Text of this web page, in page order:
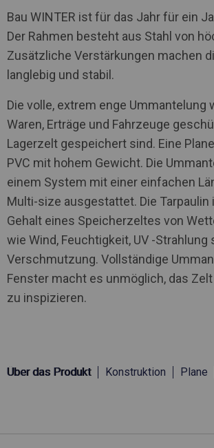
Bau WINTER ist für das Jahr für ein
Der Rahmen besteht aus Stahl von
Zusätzliche Verstärkungen machen
langlebig und stabil.
Die volle, extrem enge Ummantelung
Waren, Erträge und Fahrzeuge
Lagerzelt gespeichert sind. Eine
PVC mit hohem Gewicht. Die
einem System mit einer einfachen
Multi-size ausgestattet. Die Tarpaulin
Gehalt eines Speicherzeltes von
wie Wind, Feuchtigkeit, UV -Strahlung
Verschmutzung. Vollständige
Fenster macht es unmöglich, das
zu inspizieren.
Über das Produkt Konstruktion Plane